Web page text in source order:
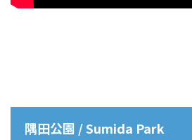
隅田公園 / Sumida Park